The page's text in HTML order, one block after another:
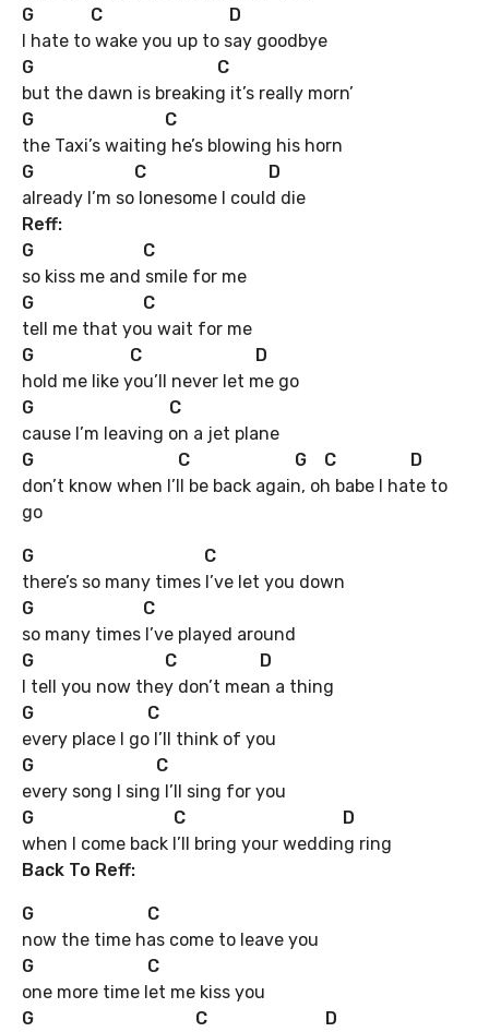
G C D
I hate to wake you up to say goodbye
G C
but the dawn is breaking it’s really morn’
G C
the Taxi’s waiting he’s blowing his horn
G C D
already I’m so lonesome I could die
Reff:
G C
so kiss me and smile for me
G C
tell me that you wait for me
G C D
hold me like you’ll never let me go
G C
cause I’m leaving on a jet plane
G C G C D
don’t know when I’ll be back again, oh babe I hate to
go
G C
there’s so many times I’ve let you down
G C
so many times I’ve played around
G C D
I tell you now they don’t mean a thing
G
C
every place I go I’ll think of you
G
C
every song I sing I’ll sing for you
G
C
D
when I come back I’ll bring your wedding ring
Back To Reff:
G
C
now the time has come to leave you
G
C
one more time let me kiss you
G
C D